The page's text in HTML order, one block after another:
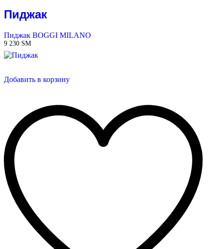
Пиджак
Пиджак BOGGI MILANO
9 230 ЅМ
Добавить в корзину